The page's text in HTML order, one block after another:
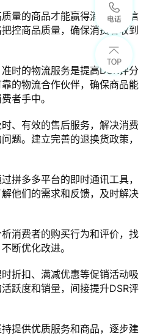
质量的商品才能赢得消费者的信
控商品质量，确保消费者收到
时的物流服务是提高DSR评分
的物流合作伙伴，确保商品能
者手中。
、有效的售后服务，解决消费
题。建立完善的退换货政策，
拼多多平台的即时通讯工具，
他们的需求和反馈，及时解决
消费者的购买行为和评价，找
断优化改进。
折扣、满减优惠等促销活动吸
跃度和销量，间接提升DSR评
提供优质服务和商品，逐步建